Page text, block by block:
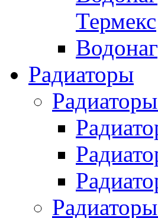
Термекс
Радиаторы